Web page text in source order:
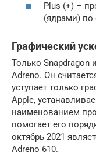
Plus (+) –
(ядрами) по
Графический
Только Snapdragon
Adreno. Он
уступает только
Apple,
наименованием
помогает его
октябрь 2021
Adreno 610.